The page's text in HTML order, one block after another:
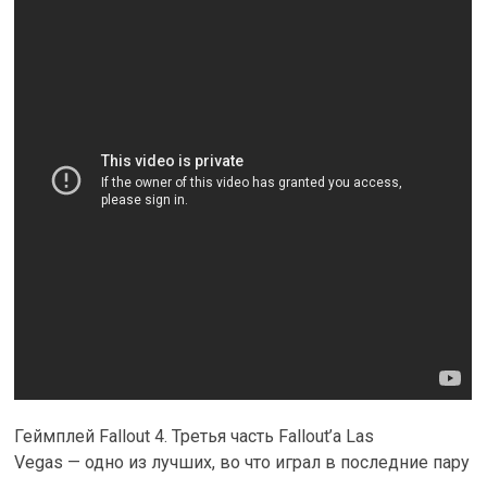
Геймплей Fallout 4. Третья часть Fallout’а Las
Vegas — одно из лучших, во что играл в последние пару